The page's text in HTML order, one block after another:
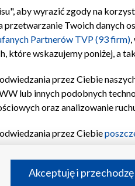
Regulamin TVP Polityka
aby wyrazić zgody na
Twoich danych
Partnerów TVP (93 firm)
które wskazujemy poniżej, a
przez Ciebie
lub innych podobnych
oraz analizowanie
przez Ciebie
celów i funkcji:
reklam, tworzenia profilu
Akceptuję i